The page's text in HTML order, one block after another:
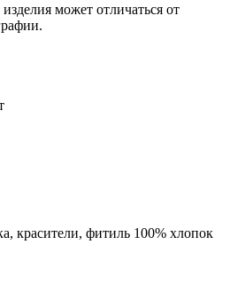
может отличаться от
красители, фитиль 100% хлопок